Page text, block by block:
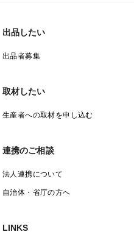
出品したい
出品者募集
取材したい
生産者への取材を申し込む
連携のご相談
法人連携について
自治体・省庁の方へ
LINKS